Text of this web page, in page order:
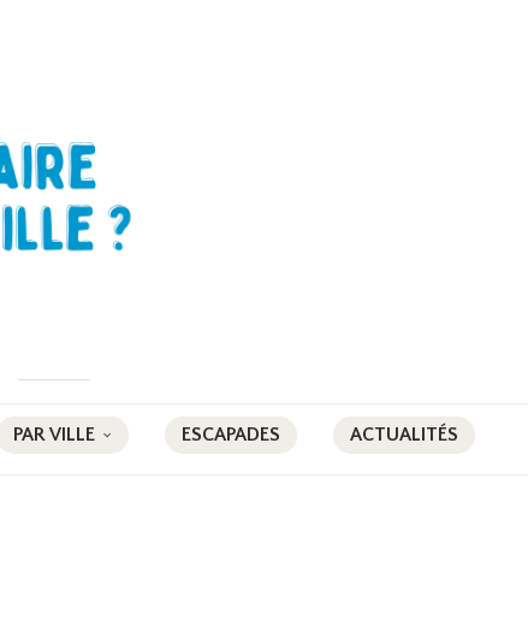
PAR VILLE ESCAPADES ACTUALITÉS